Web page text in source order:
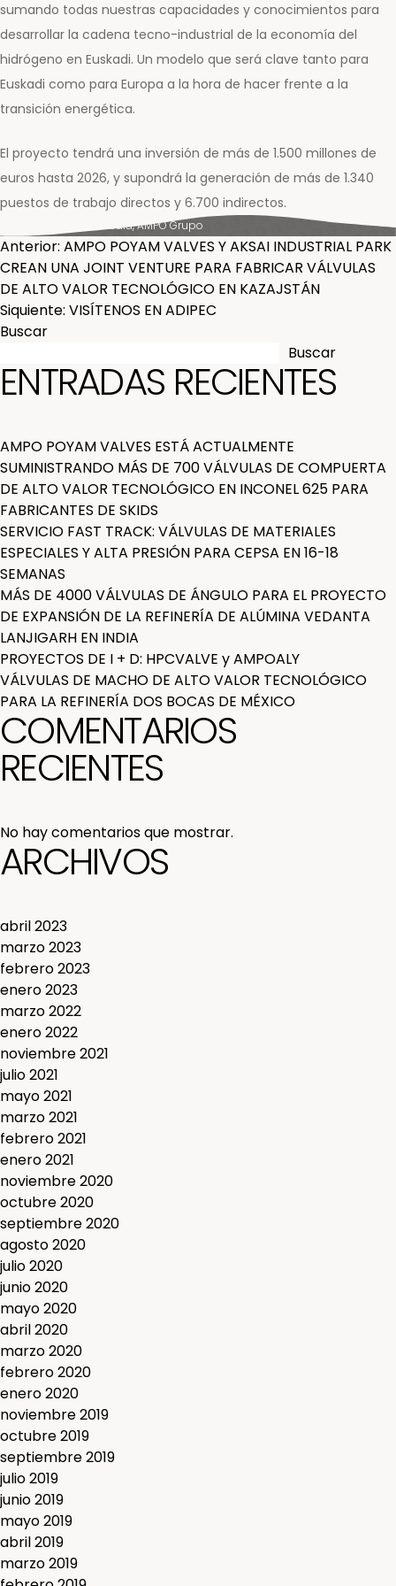
sumando todas nuestras capacidades y conocimientos para
desarrollar la cadena tecno-industrial de la economía del
hidrógeno en Euskadi. Un modelo que será clave tanto para
Euskadi como para Europa a la hora de hacer frente a la
transición energética.
El proyecto tendrá una inversión de más de 1.500 millones de
euros hasta 2026, y supondrá la generación de más de 1.340
puestos de trabajo directos y 6.700 indirectos.
News & Media,AMPO Grupo
NAVEGACIÓN
DE
ENTRADAS
Anterior: AMPO POYAM VALVES Y AKSAI INDUSTRIAL PARK
CREAN UNA JOINT VENTURE PARA FABRICAR VÁLVULAS
DE ALTO VALOR TECNOLÓGICO EN KAZAJSTÁN
Siquiente: VISÍTENOS EN ADIPEC
Buscar
Buscar
ENTRADAS RECIENTES
AMPO POYAM VALVES ESTÁ ACTUALMENTE
SUMINISTRANDO MÁS DE 700 VÁLVULAS DE COMPUERTA
DE ALTO VALOR TECNOLÓGICO EN INCONEL 625 PARA
FABRICANTES DE SKIDS
SERVICIO FAST TRACK: VÁLVULAS DE MATERIALES
ESPECIALES Y ALTA PRESIÓN PARA CEPSA EN 16-18
SEMANAS
MÁS DE 4000 VÁLVULAS DE ÁNGULO PARA EL PROYECTO
DE EXPANSIÓN DE LA REFINERÍA DE ALÚMINA VEDANTA
LANJIGARH EN INDIA
PROYECTOS DE I + D: HPCVALVE y AMPOALY
VÁLVULAS DE MACHO DE ALTO VALOR TECNOLÓGICO
PARA LA REFINERÍA DOS BOCAS DE MÉXICO
COMENTARIOS
RECIENTES
No hay comentarios que mostrar.
ARCHIVOS
abril 2023
marzo 2023
febrero 2023
enero 2023
marzo 2022
enero 2022
noviembre 2021
julio 2021
mayo 2021
marzo 2021
febrero 2021
enero 2021
noviembre 2020
octubre 2020
septiembre 2020
agosto 2020
julio 2020
junio 2020
mayo 2020
abril 2020
marzo 2020
febrero 2020
enero 2020
noviembre 2019
octubre 2019
septiembre 2019
julio 2019
junio 2019
mayo 2019
abril 2019
marzo 2019